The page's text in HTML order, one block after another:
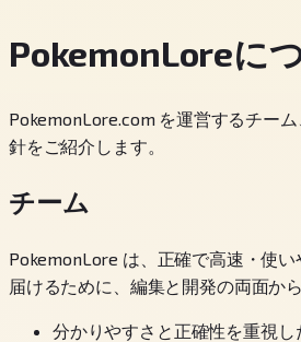
PokemonLoreに
PokemonLore.com を運営するチー
針をご紹介します。
チーム
PokemonLore は、正確で高速・使
届けるために、編集と開発の両面か
分かりやすさと正確性を重視し